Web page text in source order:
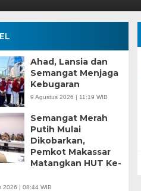
Ahad, Lansia dan
Semangat Menjaga
Kebugaran
9 Agustus 2026 | 11:19 WIB
Semangat Merah
Putih Mulai
Dikobarkan,
Pemkot Makassar
Matangkan HUT Ke-
2026 | 08:44 WIB